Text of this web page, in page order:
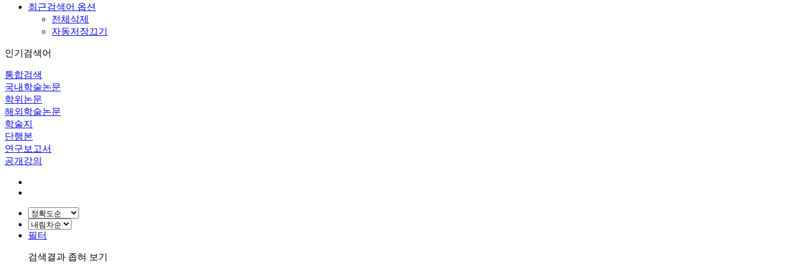
최근검색어 옵션
전체삭제
자동저장끄기
인기검색어
통합검색
국내학술논문
학위논문
해외학술논문
학술지
단행본
연구보고서
공개강의
필터
검색결과 좁혀 보기